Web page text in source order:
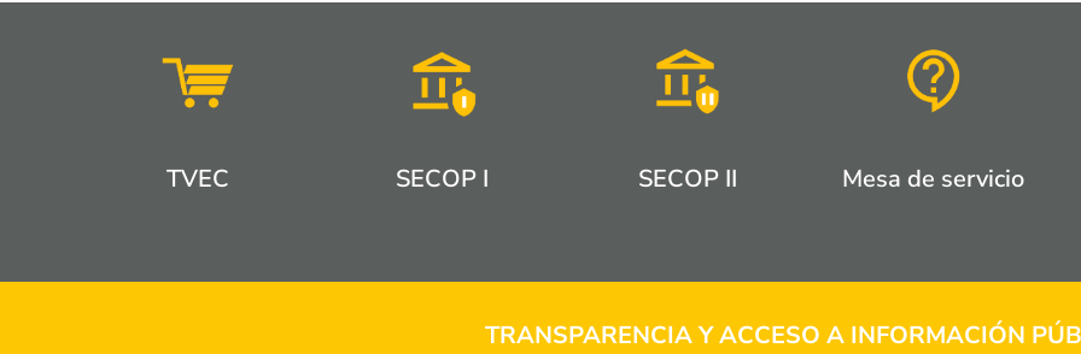
TVEC SECOP I SECOP II Mesa de servicio
TRANSPARENCIA Y ACCESO A INFORMACIÓN